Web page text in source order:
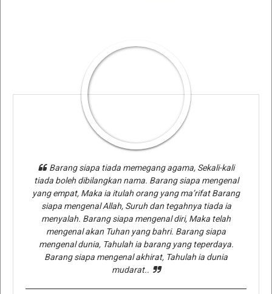
Barang siapa tiada memegang agama, Sekali-kali
tiada boleh dibilangkan nama. Barang siapa mengenal
yang empat, Maka ia itulah orang yang ma’rifat Barang
siapa mengenal Allah, Suruh dan tegahnya tiada ia
menyalah. Barang siapa mengenal diri, Maka telah
mengenal akan Tuhan yang bahri. Barang siapa
mengenal dunia, Tahulah ia barang yang teperdaya.
Barang siapa mengenal akhirat, Tahulah ia dunia
mudarat..